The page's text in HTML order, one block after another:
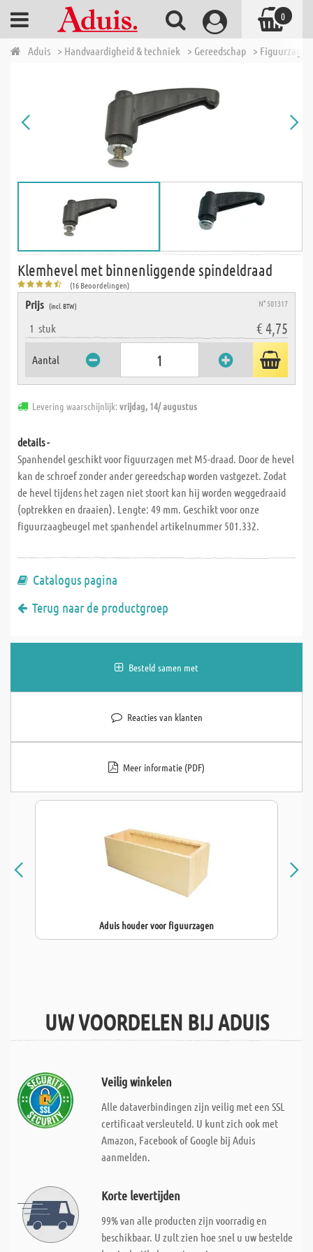
Aduis > Handvaardigheid & techniek > Gereedschap >
Klemhevel met binnenliggende spindeldraad
(16 Beoordelingen)
Prijs (incl. BTW) N° 501317
1 stuk € 4,75
Aantal
Levering waarschijnlijk:vrijdag, 14/ augustus
details -
Spanhendel geschikt voor figuurzagen met M5-draad. Door de hevel
kan de schroef zonder ander gereedschap worden vastgezet. Zodat
de hevel tijdens het zagen niet stoort kan hij worden weggedraaid
(optrekken en draaien). Lengte: 49 mm. Geschikt voor onze
figuurzaagbeugel met spanhendel artikelnummer 501.332.
Catalogus pagina
Terug naar de productgroep
Besteld samen met
Reacties van klanten
Meer informatie (PDF)
Aduis houder voor figuurzagen
UW VOORDELEN BIJ ADUIS
Veilig winkelen
Alle dataverbindingen zijn veilig met een SSL
certificaat versleuteld. U kunt zich ook met
Amazon, Facebook of Google bij Aduis
aanmelden.
Korte levertijden
99% van alle producten zijn voorradig en
beschikbaar. U zult zien hoe snel u uw bestelde
0